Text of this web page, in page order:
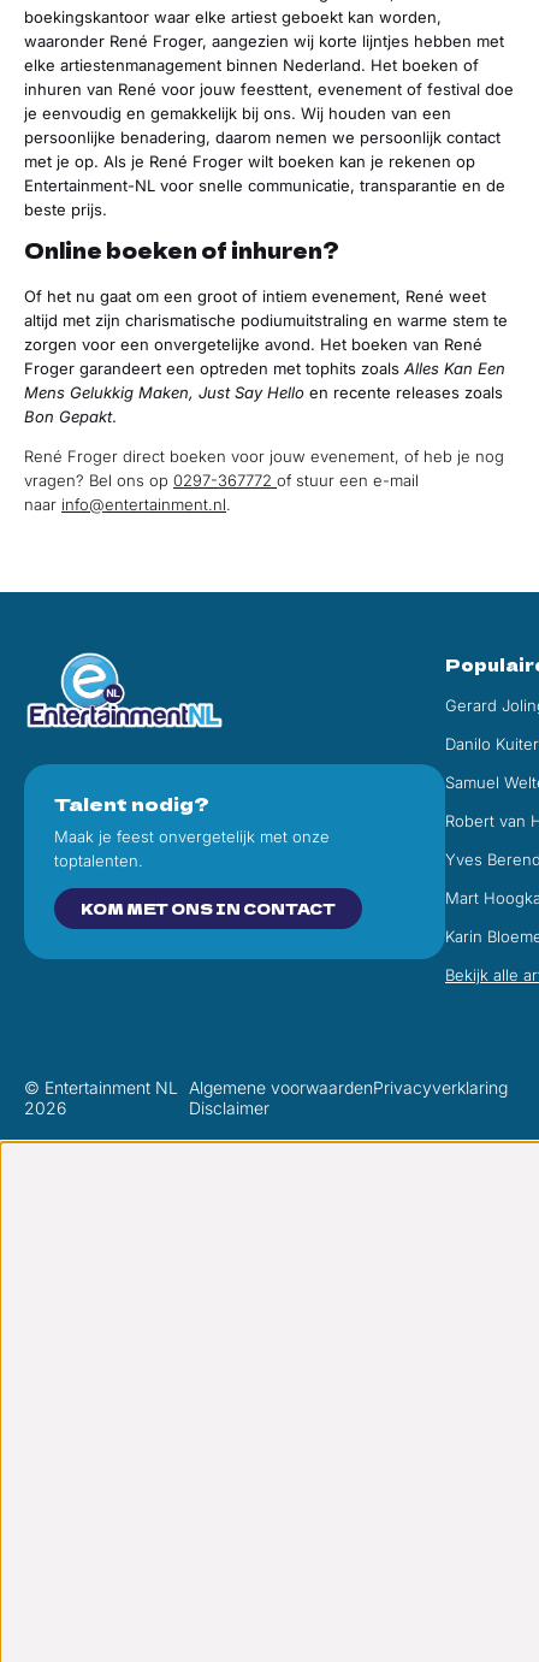
boekingskantoor waar elke artiest geboekt kan worden,
waaronder René Froger, aangezien wij korte lijntjes hebben met
elke artiestenmanagement binnen Nederland. Het boeken of
inhuren van René voor jouw feesttent, evenement of festival doe
je eenvoudig en gemakkelijk bij ons. Wij houden van een
persoonlijke benadering, daarom nemen we persoonlijk contact
met je op. Als je René Froger wilt boeken kan je rekenen op
Entertainment-NL voor snelle communicatie, transparantie en de
beste prijs.
Online boeken of inhuren?
Of het nu gaat om een groot of intiem evenement, René weet
altijd met zijn charismatische podiumuitstraling en warme stem te
zorgen voor een onvergetelijke avond. Het boeken van René
Froger garandeert een optreden met tophits zoals Alles Kan Een
Mens Gelukkig Maken, Just Say Hello en recente releases zoals
Bon Gepakt.
René Froger direct boeken voor jouw evenement, of heb je nog
vragen? Bel ons op 0297-367772 of stuur een e-mail
naar info@entertainment.nl.
Talent nodig?
Maak je feest onvergetelijk met onze
toptalenten.
KOM MET ONS IN CONTACT
Gerard
Danilo
Samuel
Robert van
Yves
Mart
Karin
Bekijk alle
© Entertainment NL
2026
Algemene voorwaardenPrivacyverklaring
Disclaimer